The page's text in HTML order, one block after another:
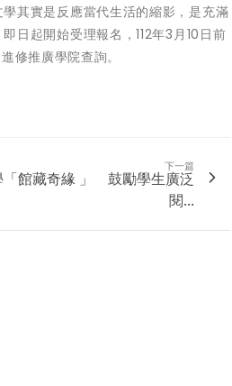
其實是反應當代生活的縮影，是充滿
日起開始受理報名，112年3月10日前
推廣學院查詢。
下一篇
「館藏奇緣 」 鼓勵學生廣泛
閱...